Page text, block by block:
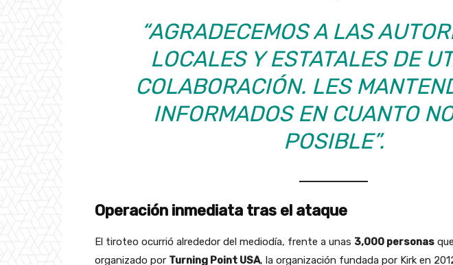
“AGRADECEMOS A LAS
LOCALES Y ESTATALES DE
COLABORACIÓN. LES
INFORMADOS EN CUANTO
POSIBLE”.
Operación inmediata tras el ataque
El tiroteo ocurrió alrededor del mediodía, frente a unas 3,000 personas
organizado por Turning Point USA, la organización fundada por Kirk en